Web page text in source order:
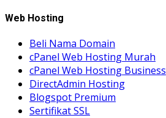
Web Hosting
Beli Nama Domain
cPanel Web Hosting Murah
cPanel Web Hosting Business
DirectAdmin Hosting
Blogspot Premium
Sertifikat SSL